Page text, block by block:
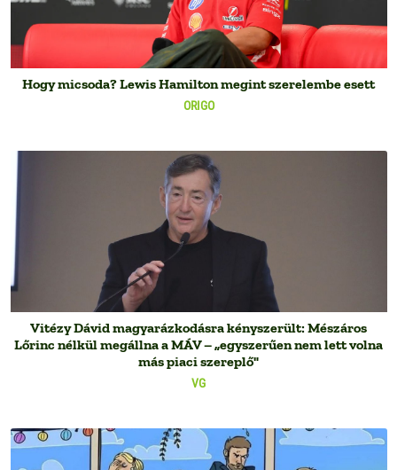
ORIGO
Hogy micsoda? Lewis Hamilton megint szerelembe esett
VG
Vitézy Dávid magyarázkodásra kényszerült: Mészáros
Lőrinc nélkül megállna a MÁV – „egyszerűen nem lett volna
más piaci szereplő"